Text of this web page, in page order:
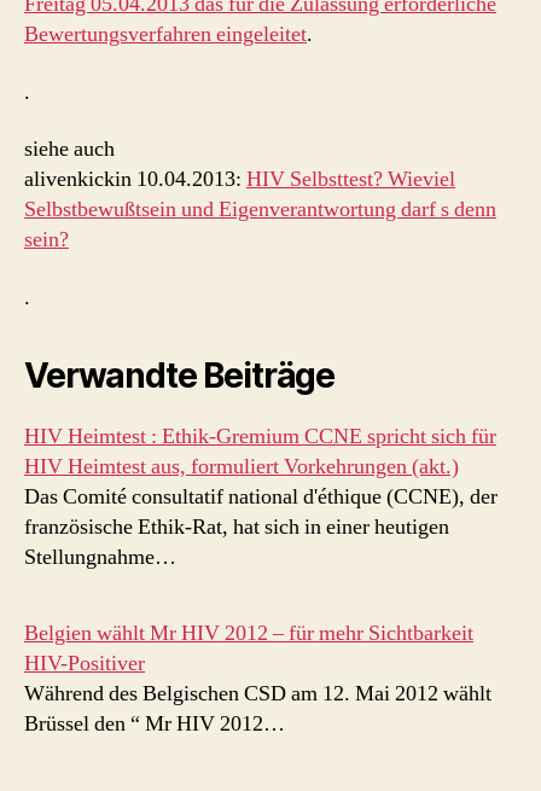
Bewertungsverfahren eingeleitet.
.
siehe auch
alivenkickin 10.04.2013: HIV Selbsttest? Wieviel
Selbstbewußtsein und Eigenverantwortung darf s denn
sein?
.
Verwandte Beiträge
HIV Heimtest : Ethik-Gremium CCNE spricht sich für
HIV Heimtest aus, formuliert Vorkehrungen (akt.)
Das Comité consultatif national d'éthique (CCNE), der
französische Ethik-Rat, hat sich in einer heutigen
Stellungnahme…
Belgien wählt Mr HIV 2012 – für mehr Sichtbarkeit
HIV-Positiver
Während des Belgischen CSD am 12. Mai 2012 wählt
Brüssel den “ Mr HIV 2012…